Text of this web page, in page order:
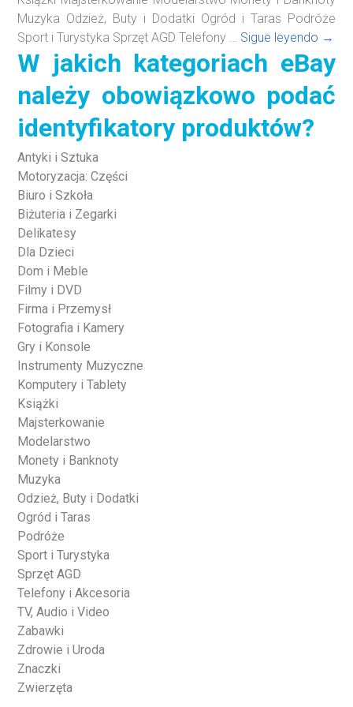
Muzyka Odzież, Buty i Dodatki Ogród i Taras Podróże
Sport i Turystyka Sprzęt AGD Telefony … Sigue leyendo W
jakich
eBay
→
W jakich kategoriach eBay
należy obowiązkowo podać
identyfikatory produktów?
Antyki i Sztuka
Motoryzacja: Części
Biuro i Szkoła
Biżuteria i Zegarki
Delikatesy
Dla Dzieci
Dom i Meble
Filmy i DVD
Firma i Przemysł
Fotografia i Kamery
Gry i Konsole
Instrumenty Muzyczne
Komputery i Tablety
Książki
Majsterkowanie
Modelarstwo
Monety i Banknoty
Muzyka
Odzież, Buty i Dodatki
Ogród i Taras
Podróże
Sport i Turystyka
Sprzęt AGD
Telefony i Akcesoria
TV, Audio i Video
Zabawki
Zdrowie i Uroda
Znaczki
Zwierzęta